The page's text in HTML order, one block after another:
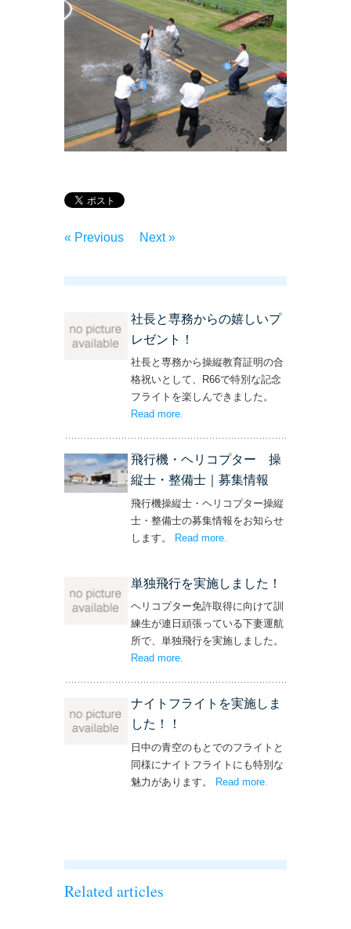
« Previous Next »
社長と専務からの嬉しいプ
レゼント！
社長と専務から操縦教育証明の合
格祝いとして、R66で特別な記念
フライトを楽しんできました。
Read more– ‘社長と専務からの嬉しいプレゼン
.
飛行機・ヘリコプター 操
縦士・整備士｜募集情報
飛行機操縦士・ヘリコプター操縦
士・整備士の募集情報をお知らせ
します。 Read more
単独飛行を実施しました！
ヘリコプター免許取得に向けて訓
練生が連日頑張っている下妻運航
所で、単独飛行を実施しました。
Read more– ‘単独飛行を実施しました！’
.
ナイトフライトを実施しま
した！！
日中の青空のもとでのフライトと
同様にナイトフライトにも特別な
魅力があります。 Read more
Related articles